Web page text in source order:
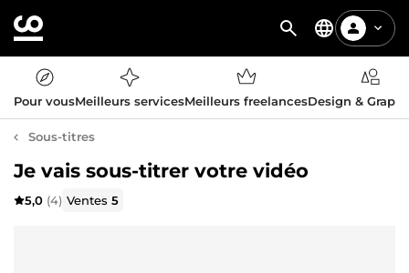
Pour vousMeilleurs servicesMeilleurs freelancesDesign &
Sous-titres
Je vais sous-titrer votre vidéo
5,0 (4) Ventes5